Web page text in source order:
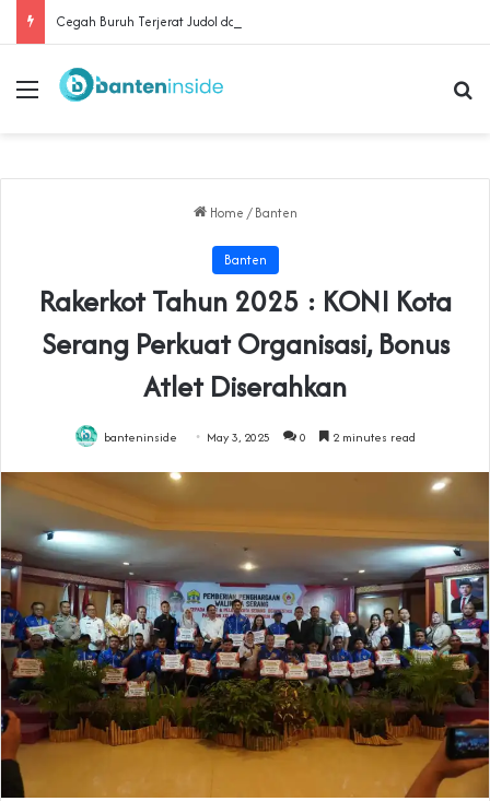
Menu
Home / Banten
Banten
Rakerkot Tahun 2025 : KONI Kota
Serang Perkuat Organisasi, Bonus
Atlet Diserahkan
banteninside May 3, 2025 0 2 minutes read